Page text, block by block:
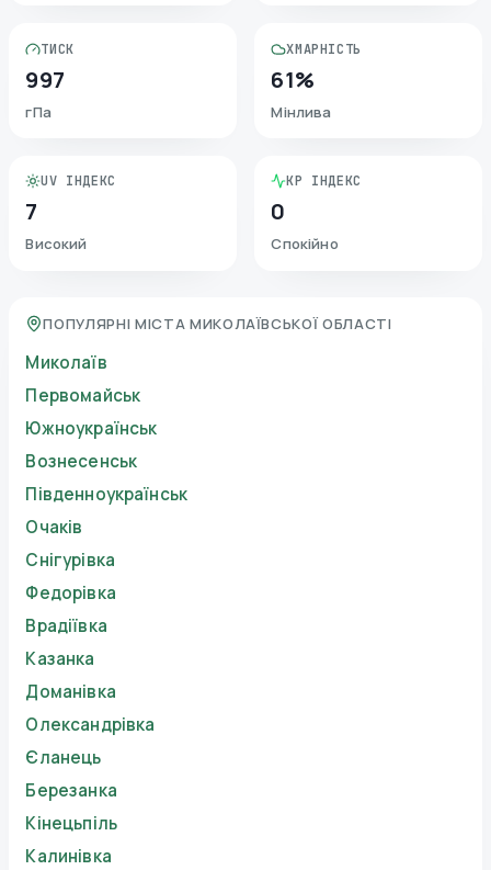
ТИСК
997
гПа
ХМАРНІСТЬ
61%
Мінлива
UV ІНДЕКС
7
Високий
KP ІНДЕКС
0
Спокійно
ПОПУЛЯРНІ МІСТА МИКОЛАЇВСЬКОЇ ОБЛАСТІ
Миколаїв
Первомайськ
Южноукраїнськ
Вознесенськ
Південноукраїнськ
Очаків
Снігурівка
Федорівка
Врадіївка
Казанка
Доманівка
Олександрівка
Єланець
Березанка
Кінецьпіль
Калинівка